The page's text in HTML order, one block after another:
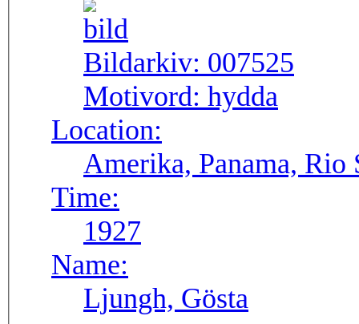
Bildarkiv: 007525
Motivord: hydda
Location:
Amerika, Panama, Rio
Time:
1927
Name:
Ljungh, Gösta